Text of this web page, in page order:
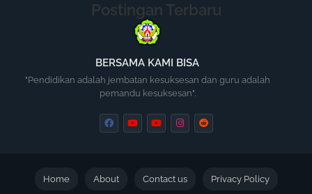
Postingan Terbaru
BERSAMA KAMI BISA
"Pendidikan adalah jembatan kesuksesan dan guru adalah
pemandu kesuksesan".
Home About Contact us Privacy Policy